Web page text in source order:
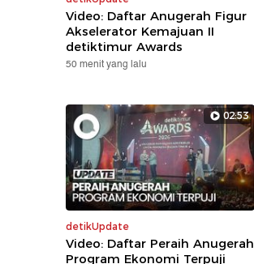
Video: Daftar Anugerah Figur
Akselerator Kemajuan II
detiktimur Awards
50 menit yang lalu
02:53
detikUpdate
Video: Daftar Peraih Anugerah
Program Ekonomi Terpuji